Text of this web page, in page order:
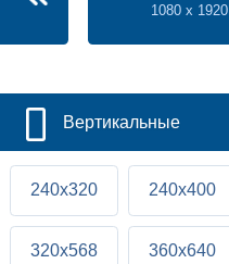
1080 x 1920
Вертикальные
240x320 240x400
320x568 360x640